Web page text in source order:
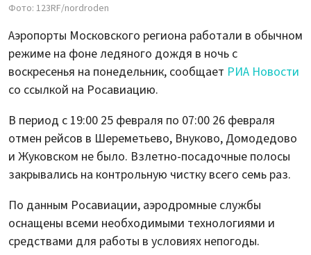
Фото: 123RF/nordroden
Аэропорты Московского региона работали в обычном
режиме на фоне ледяного дождя в ночь с
воскресенья на понедельник, сообщает РИА Новости
со ссылкой на Росавиацию.
В период с 19:00 25 февраля по 07:00 26 февраля
отмен рейсов в Шереметьево, Внуково, Домодедово
и Жуковском не было. Взлетно-посадочные полосы
закрывались на контрольную чистку всего семь раз.
По данным Росавиации, аэродромные службы
оснащены всеми необходимыми технологиями и
средствами для работы в условиях непогоды.